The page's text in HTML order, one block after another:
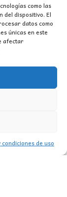
como las
del dispositivo. El
datos como
únicas en este
afectar
de uso